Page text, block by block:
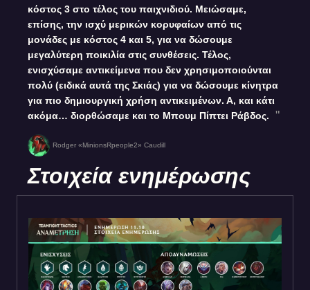
κόστος 3 στο τέλος του παιχνιδιού. Μειώσαμε,
επίσης, την ισχύ μερικών κορυφαίων από τις
μονάδες με κόστος 4 και 5, για να δώσουμε
μεγαλύτερη ποικιλία στις συνθέσεις. Τέλος,
ενισχύσαμε αντικείμενα που δεν χρησιμοποιούνται
πολύ (ειδικά αυτά της Σκιάς) για να δώσουμε κίνητρα
για πιο δημιουργική χρήση αντικειμένων. Α, και κάτι
ακόμα… διορθώσαμε και το Μπουμ Πίπτει Ράβδος.
Rodger «MinionsRpeople2» Caudill
Στοιχεία ενημέρωσης